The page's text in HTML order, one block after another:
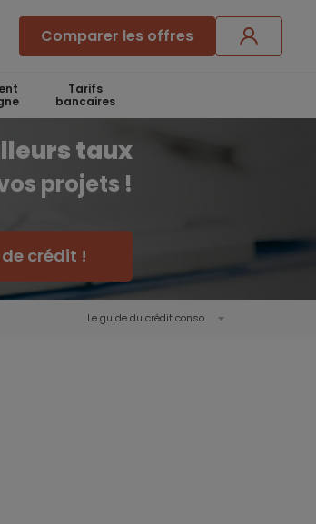
Comparer les offres
Tarifs
bancaires
taux
projets !
crédit !
Le guide du crédit conso